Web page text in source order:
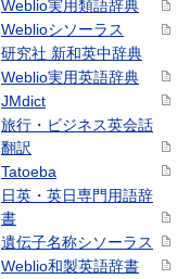
Weblio実用類語辞典
Weblioシソーラス
研究社 新和英中辞典
Weblio実用英語辞典
JMdict
旅行・ビジネス英会話
翻訳
Tatoeba
日英・英日専門用語辞
書
遺伝子名称シソーラス
Weblio和製英語辞書